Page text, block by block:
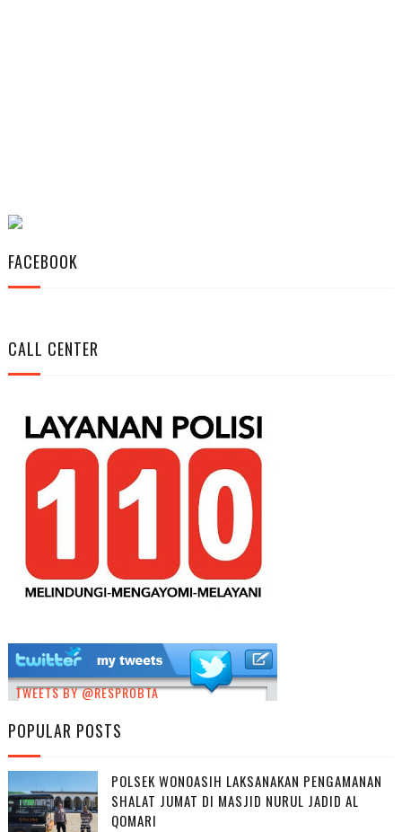
FACEBOOK
CALL CENTER
TWEETS BY @RESPROBTA
POPULAR POSTS
POLSEK WONOASIH LAKSANAKAN PENGAMANAN
SHALAT JUMAT DI MASJID NURUL JADID AL
QOMARI